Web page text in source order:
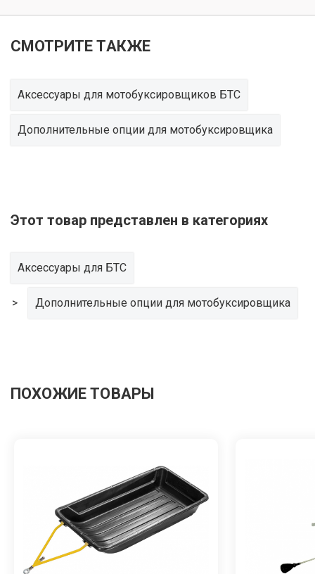
СМОТРИТЕ ТАКЖЕ
Аксессуары для мотобуксировщиков БТС
Дополнительные опции для мотобуксировщика
Этот товар представлен в категориях
Аксессуары для БТС
Дополнительные опции для мотобуксировщика
ПОХОЖИЕ ТОВАРЫ